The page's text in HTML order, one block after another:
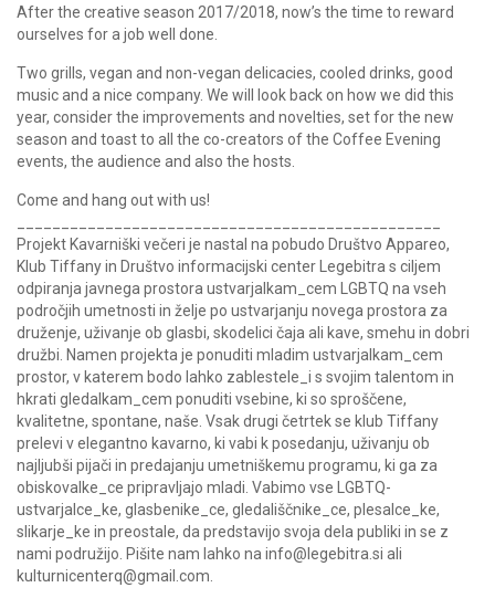
After the creative season 2017/2018, now’s the time to reward
ourselves for a job well done.
Two grills, vegan and non-vegan delicacies, cooled drinks, good
music and a nice company. We will look back on how we did this
year, consider the improvements and novelties, set for the new
season and toast to all the co-creators of the Coffee Evening
events, the audience and also the hosts.
Come and hang out with us!
Projekt Kavarniški večeri je nastal na pobudo Društvo Appareo,
Klub Tiffany in Društvo informacijski center Legebitra s ciljem
odpiranja javnega prostora ustvarjalkam_cem LGBTQ na vseh
področjih umetnosti in želje po ustvarjanju novega prostora za
druženje, uživanje ob glasbi, skodelici čaja ali kave, smehu in dobri
družbi. Namen projekta je ponuditi mladim ustvarjalkam_cem
prostor, v katerem bodo lahko zablestele_i s svojim talentom in
hkrati gledalkam_cem ponuditi vsebine, ki so sproščene,
kvalitetne, spontane, naše. Vsak drugi četrtek se klub Tiffany
prelevi v elegantno kavarno, ki vabi k posedanju, uživanju ob
najljubši pijači in predajanju umetniškemu programu, ki ga za
obiskovalke_ce pripravljajo mladi. Vabimo vse LGBTQ-
ustvarjalce_ke, glasbenike_ce, gledališčnike_ce, plesalce_ke,
slikarje_ke in preostale, da predstavijo svoja dela publiki in se z
nami podružijo. Pišite nam lahko na info@legebitra.si ali
kulturnicenterq@gmail.com.